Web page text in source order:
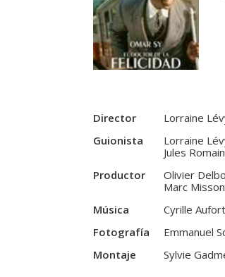
Director
Lorraine
Guionista
Lorraine
Jules
Productor
Olivier
Marc
Música
Cyrille Aufort
Fotografía
Emmanuel
Montaje
Sylvie